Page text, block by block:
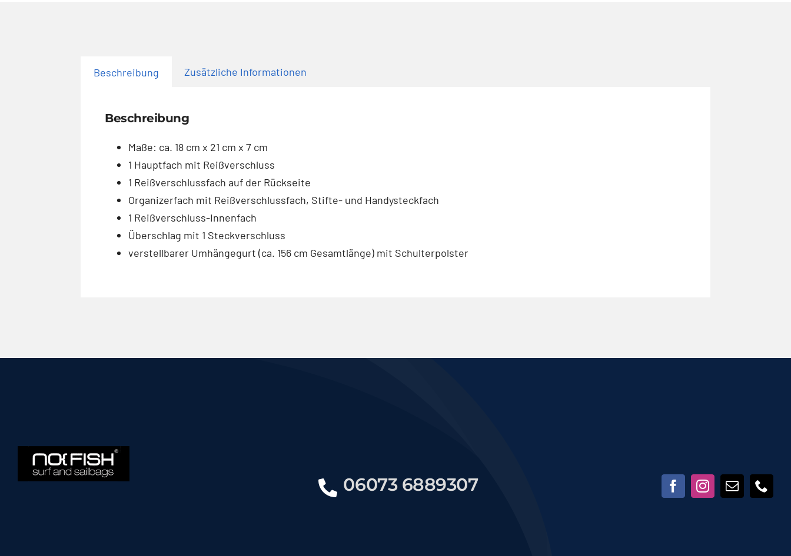
Beschreibung Zusätzliche Informationen
Beschreibung
Maße: ca. 18 cm x 21 cm x 7 cm
1 Hauptfach mit Reißverschluss
1 Reißverschlussfach auf der Rückseite
Organizerfach mit Reißverschlussfach, Stifte- und Handysteckfach
1 Reißverschluss-Innenfach
Überschlag mit 1 Steckverschluss
verstellbarer Umhängegurt (ca. 156 cm Gesamtlänge) mit Schulterpolster
06073 6889307